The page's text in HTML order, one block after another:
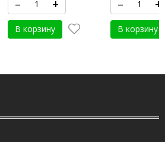
– +
В корзину
– +
В корзину